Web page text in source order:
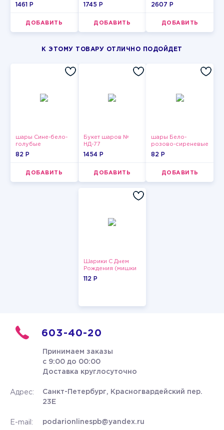
1461 P
ДОБАВИТЬ
1745 P
ДОБАВИТЬ
2607 P
ДОБАВИТЬ
К ЭТОМУ ТОВАРУ ОТЛИЧНО ПОДОЙДЕТ
шары Сине-бело-
голубые
пастельные
82 P
ДОБАВИТЬ
Букет шаров №
НД-77
1454 P
ДОБАВИТЬ
шары Бело-
розово-сиреневые
пастельные
82 P
ДОБАВИТЬ
Шарики С Днем
Рождения (мишки
и тортики)
112 P
603-40-20
Принимаем заказы
с 9:00 до 00:00
Доставка круглосуточно
Адрес:
Санкт-Петербург, Красногвардейский пер.
23Е
E-mail: podarionlinespb@yandex.ru